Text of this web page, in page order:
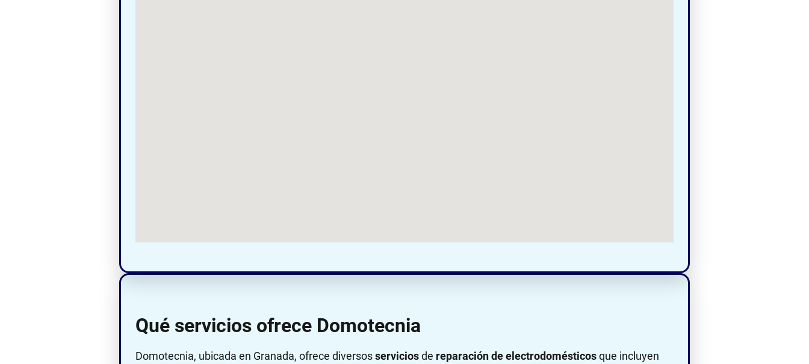
Qué servicios ofrece Domotecnia
Domotecnia, ubicada en Granada, ofrece diversosserviciosde reparación de electrodomésticosque incluyen